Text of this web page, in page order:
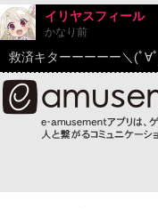
イリヤスフィール
かなり前
救済キターーーーー＼(ﾟ∀